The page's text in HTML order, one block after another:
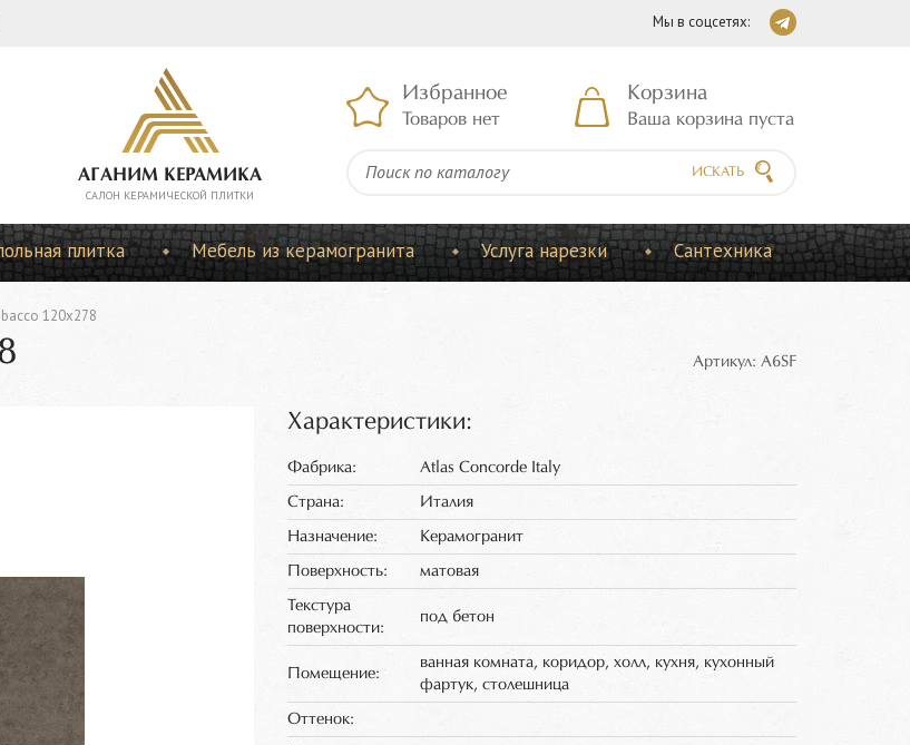
Мы в соцсетях:
АГАНИМ КЕРАМИКА
CАЛОН КЕРАМИЧЕСКОЙ ПЛИТКИ
Избранное
Товаров нет
Корзина
Ваша корзина пуста
ИСКАТЬ
плитка Мебель из керамогранита Услуга нарезки Сантехника
120x278
Артикул: A6SF
Характеристики:
Фабрика: Atlas Concorde Italy
Страна: Италия
Назначение: Керамогранит
Поверхность: матовая
Текстура
поверхности:
под бетон
Помещение:
ванная комната, коридор, холл, кухня, кухонный
фартук, столешница
Оттенок: